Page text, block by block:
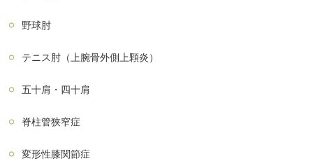
野球肘
テニス肘（上腕骨外側上顆炎）
五十肩・四十肩
脊柱管狭窄症
変形性膝関節症